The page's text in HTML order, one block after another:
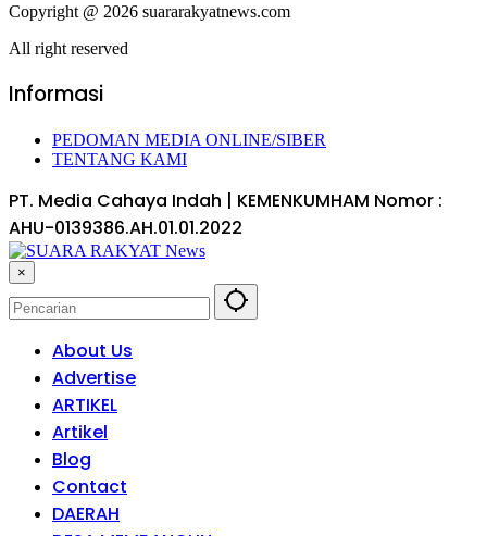
Copyright @ 2026 suararakyatnews.com
All right reserved
Informasi
PEDOMAN MEDIA ONLINE/SIBER
TENTANG KAMI
PT. Media Cahaya Indah | KEMENKUMHAM Nomor :
AHU-0139386.AH.01.01.2022
×
About Us
Advertise
ARTIKEL
Artikel
Blog
Contact
DAERAH